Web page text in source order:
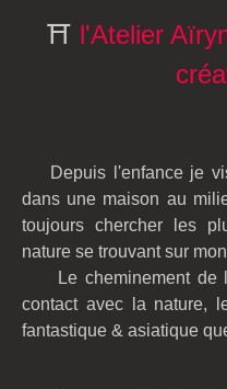
⛩️ l'Atelier
Depuis l'enfance je
dans une maison au
toujours chercher les
nature se trouvant sur
Le cheminement de
contact avec la nature,
fantastique & asiatique